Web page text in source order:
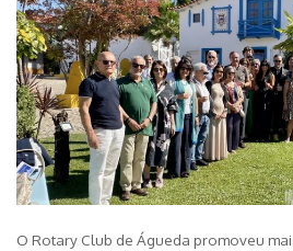
O Rotary Club de Águeda promoveu